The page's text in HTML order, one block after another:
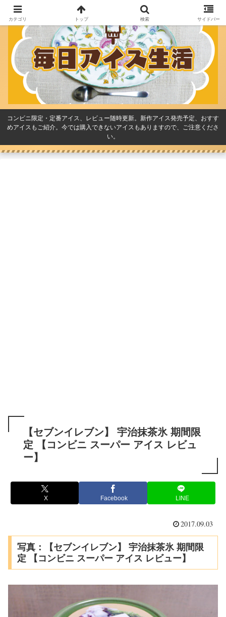
コンビニ限定・定番アイス、レビュー随時更新。新作アイス発売予定、おすす
めアイスもご紹介。今では購入できないアイスもありますので、ご注意くださ
い。
【セブンイレブン】 宇治抹茶氷 期間限
定 【コンビニ スーパー アイス レビュ
ー】
X Facebook LINE
2017.09.03
写真：【セブンイレブン】 宇治抹茶氷 期間限
定 【コンビニ スーパー アイス レビュー】
カテゴリ トップ 検索 サイドバー